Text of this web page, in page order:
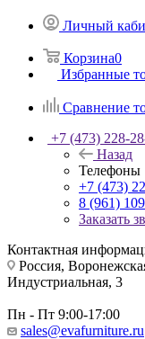
Личный
Корзина0
Избранные
Сравнение
+7 (473) 228-
Назад
Телефоны
+7 (473)
8 (961)
Заказать
Контактная
Россия,
Индустриальная, 3
Пн - Пт 9:00-17:00
sales@evafurniture.ru